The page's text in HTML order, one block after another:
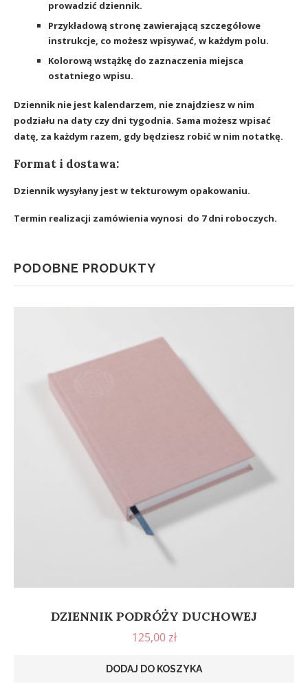
prowadzić dziennik.
Przykładową stronę zawierającą szczegółowe
instrukcje, co możesz wpisywać, w każdym polu.
Kolorową wstążkę do zaznaczenia miejsca
ostatniego wpisu.
Dziennik nie jest kalendarzem, nie znajdziesz w nim
podziału na daty czy dni tygodnia. Sama możesz wpisać
datę, za każdym razem, gdy będziesz robić w nim notatkę.
Format i dostawa:
Dziennik wysyłany jest w tekturowym opakowaniu.
Termin realizacji zamówienia wynosi do 7 dni roboczych.
PODOBNE PRODUKTY
DZIENNIK PODRÓŻY DUCHOWEJ
125,00zł
DODAJ DO KOSZYKA